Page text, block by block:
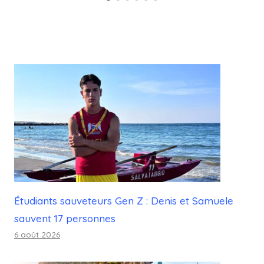
Étudiants sauveteurs Gen Z : Denis et Samuele
sauvent 17 personnes
6 août 2026